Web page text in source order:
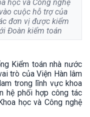
học và Công nghệ
cuộc hỗ trợ của
đơn vị được kiểm
Đoàn kiểm toán
Kiểm toán nhà nước
trò của Viện Hàn lâm
trong lĩnh vực khoa
hệ phối hợp công tác
học và Công nghệ